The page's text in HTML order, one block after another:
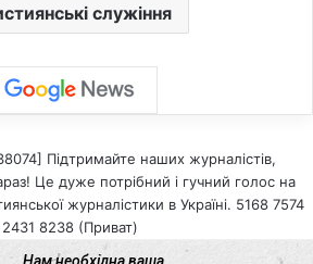
служіння
Підтримайте наших журналістів,
Це дуже потрібний і гучний голос на
журналістики в Україні. 5168 7574
2431 8238 (Приват)